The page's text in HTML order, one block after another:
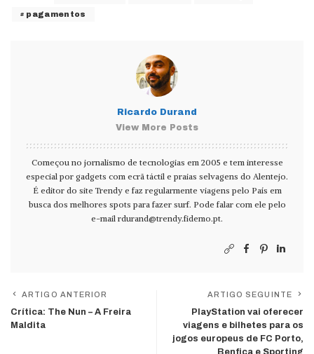
pagamentos
Ricardo Durand
View More Posts
Começou no jornalismo de tecnologias em 2005 e tem interesse
especial por gadgets com ecrã táctil e praias selvagens do Alentejo.
É editor do site Trendy e faz regularmente viagens pelo País em
busca dos melhores spots para fazer surf. Pode falar com ele pelo
e-mail rdurand@trendy.fidemo.pt.
ARTIGO ANTERIOR
Crítica: The Nun – A Freira
Maldita
ARTIGO SEGUINTE
PlayStation vai oferecer
viagens e bilhetes para os
jogos europeus de FC Porto,
Benfica e Sporting